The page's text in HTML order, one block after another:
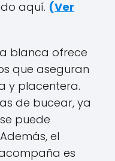
aquí. (Ver
blanca ofrece
que aseguran
y placentera.
de bucear, ya
puede
el
es